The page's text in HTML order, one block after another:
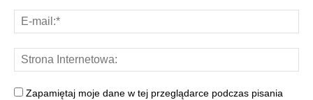
Zapamiętaj moje dane w tej przeglądarce podczas pisania